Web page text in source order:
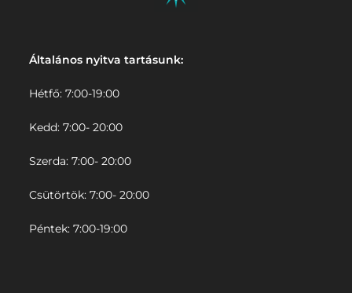
Általános nyitva tartásunk:
Hétfő: 7:00-19:00
Kedd: 7:00- 20:00
Szerda: 7:00- 20:00
Csütörtök: 7:00- 20:00
Péntek: 7:00-19:00